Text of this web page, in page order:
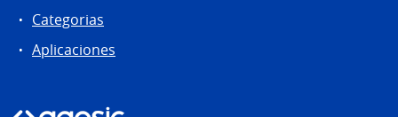
Categorias
Aplicaciones